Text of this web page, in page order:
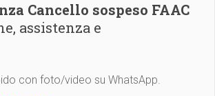
Cancello sospeso FAAC
assistenza e
con foto/video su WhatsApp.